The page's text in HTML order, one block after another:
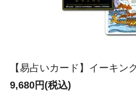
【易占いカード】イーキン
9,680円(税込)